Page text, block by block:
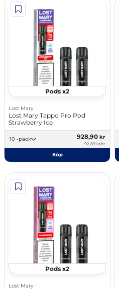
Pods x2
Lost Mary
Lost Mary Tappo Pro Pod
Strawberry Ice
10 -pack 928,90 kr
92,89 kr/st
Köp
Pods x2
Lost Mary